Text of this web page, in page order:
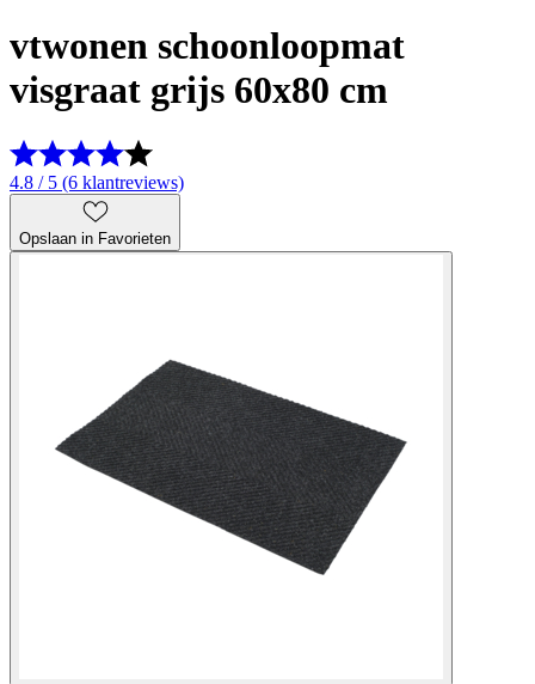
vtwonen schoonloopmat
visgraat grijs 60x80 cm
4.8 / 5 (6 klantreviews)
Opslaan in Favorieten